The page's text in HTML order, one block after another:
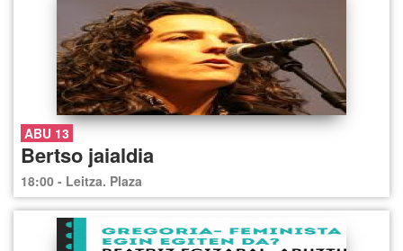
ABU 13
Bertso jaialdia
18:00 - Leitza. Plaza